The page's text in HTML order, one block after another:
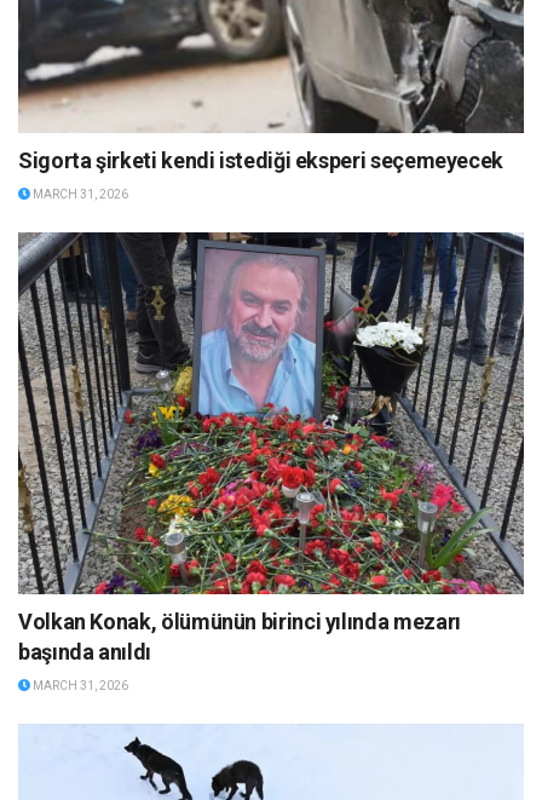
Sigorta şirketi kendi istediği eksperi seçemeyecek
MARCH 31, 2026
Volkan Konak, ölümünün birinci yılında mezarı
başında anıldı
MARCH 31, 2026